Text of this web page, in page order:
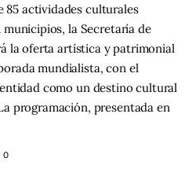
85 actividades culturales
municipios, la Secretaría de
la oferta artística y patrimonial
mundialista, con el
como un destino cultural
programación, presentada en
0